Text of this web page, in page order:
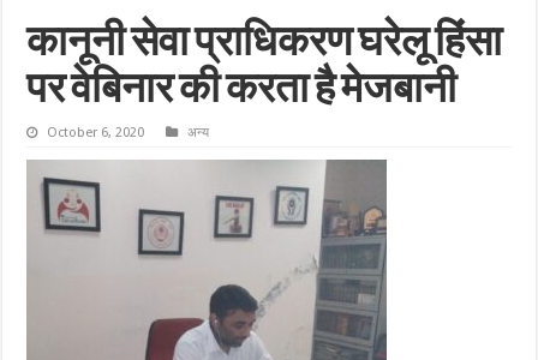
कानूनी सेवा प्राधिकरण घरेलू हिंसा
पर वेबिनार की करता है मेजबानी
October 6, 2020 अन्य